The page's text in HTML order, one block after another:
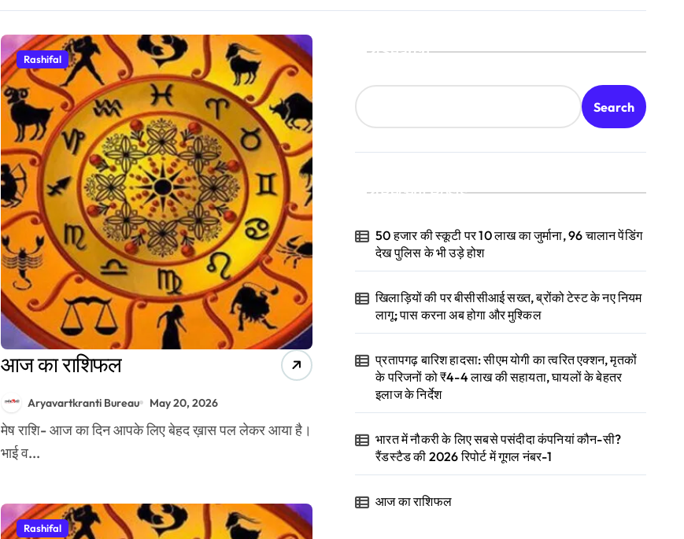
Rashifal
आज का राशिफल
Aryavartkranti Bureau May 20, 2026
मेष राशि- आज का दिन आपके लिए बेहद ख़ास पल लेकर आया है।
भाई व...
Rashifal
Search
Search
Recent Posts
50 हजार की स्कूटी पर 10 लाख का जुर्माना, 96 चालान पेंडिंग
देख पुलिस के भी उड़े होश
खिलाड़ियों की पर बीसीसीआई सख्त, ब्रोंको टेस्ट के नए नियम
लागू; पास करना अब होगा और मुश्किल
प्रतापगढ़ बारिश हादसा: सीएम योगी का त्वरित एक्शन, मृतकों
के परिजनों को ₹4-4 लाख की सहायता, घायलों के बेहतर
इलाज के निर्देश
भारत में नौकरी के लिए सबसे पसंदीदा कंपनियां कौन-सी?
रैंडस्टैड की 2026 रिपोर्ट में गूगल नंबर-1
आज का राशिफल